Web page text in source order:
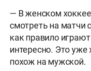
— В женском
смотреть на
как правило
интересно. Это
похож на мужской.